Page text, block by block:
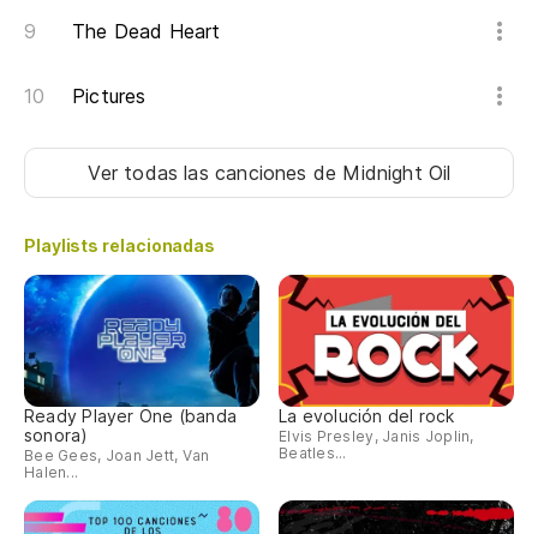
The Dead Heart
Pictures
Ver todas las canciones de Midnight Oil
Playlists relacionadas
Ready Player One (banda
sonora)
Bee Gees, Joan Jett, Van
Halen...
La evolución del rock
Elvis Presley, Janis Joplin,
Beatles...